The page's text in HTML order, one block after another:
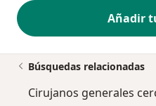
Añadir
Búsquedas relacionadas
Cirujanos generales